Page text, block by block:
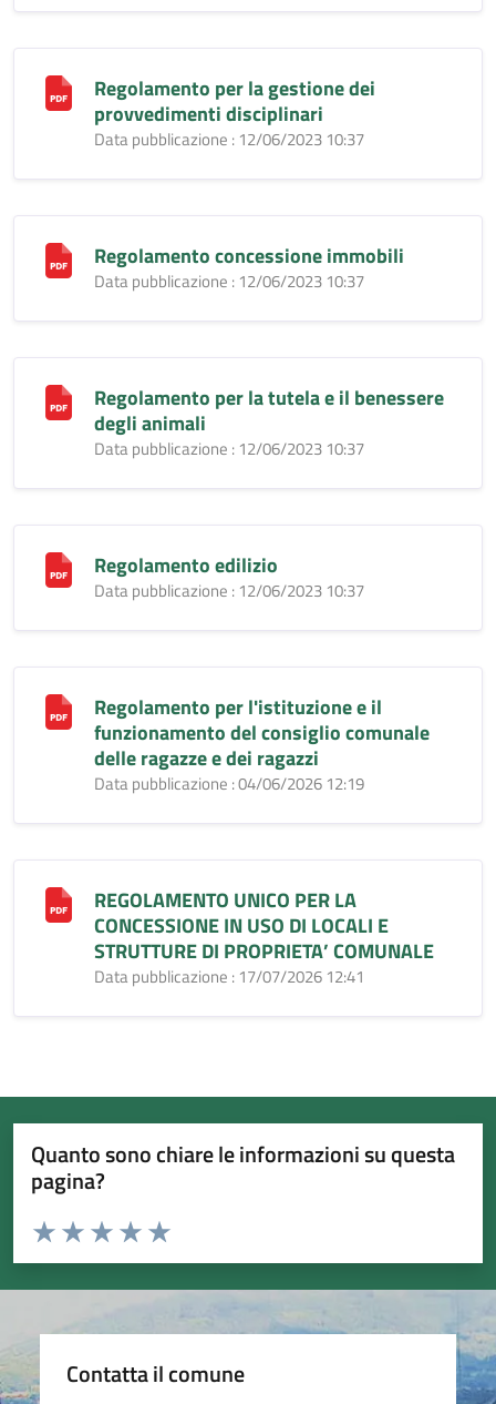
Regolamento per la gestione dei
provvedimenti disciplinari
Data pubblicazione : 12/06/2023 10:37
Regolamento concessione immobili
Data pubblicazione : 12/06/2023 10:37
Regolamento per la tutela e il benessere
degli animali
Data pubblicazione : 12/06/2023 10:37
Regolamento edilizio
Data pubblicazione : 12/06/2023 10:37
Regolamento per l'istituzione e il
funzionamento del consiglio comunale
delle ragazze e dei ragazzi
Data pubblicazione : 04/06/2026 12:19
REGOLAMENTO UNICO PER LA
CONCESSIONE IN USO DI LOCALI E
STRUTTURE DI PROPRIETA’ COMUNALE
Data pubblicazione : 17/07/2026 12:41
Quanto sono chiare le informazioni su questa
pagina?
Valuta da 1 a 5 stelle la pagina
Valuta 5 stelle su 5
Valuta 4 stelle su 5
Valuta 3 stelle su 5
Valuta 2 stelle su 5
Valuta 1 stelle su 5
Contatta il comune